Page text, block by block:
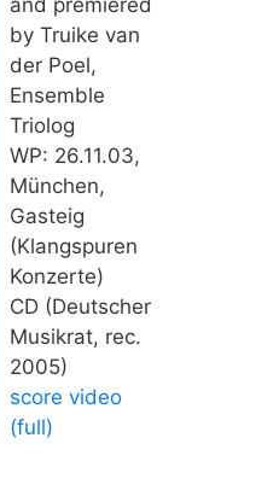
and premiered
by Truike van
der Poel,
Ensemble
Triolog
WP: 26.11.03,
München,
Gasteig
(Klangspuren
Konzerte)
CD (Deutscher
Musikrat, rec.
2005)
score video
(full)